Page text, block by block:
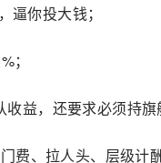
逼你投大钱；
；
益，还要求必须持旗
费、拉人头、层级